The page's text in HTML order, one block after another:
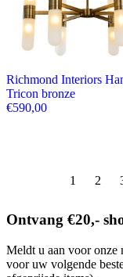
Richmond Interiors
Tricon bronze
€590,00
1 2
Ontvang €20,-
Meldt u aan voor onze
voor uw volgende